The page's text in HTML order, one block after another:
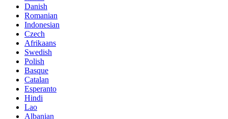
Danish
Romanian
Indonesian
Czech
Afrikaans
Swedish
Polish
Basque
Catalan
Esperanto
Hindi
Lao
Albanian